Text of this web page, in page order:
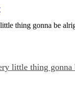
thing gonna be
little thing gonna